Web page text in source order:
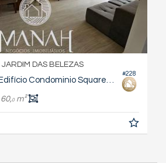
#228
JARDIM DAS BELEZAS
Apartamento no Edifício Condominio Square Carapicuiba
60,0m²